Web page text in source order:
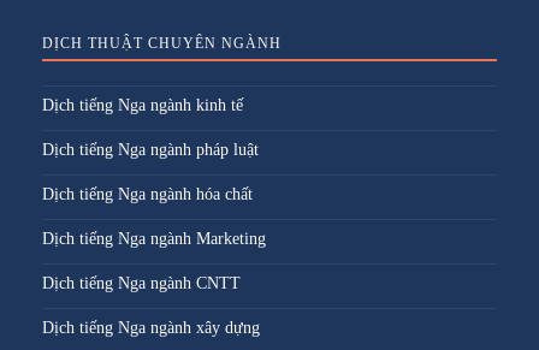
DỊCH THUẬT CHUYÊN NGÀNH
Dịch tiếng Nga ngành kinh tế
Dịch tiếng Nga ngành pháp luật
Dịch tiếng Nga ngành hóa chất
Dịch tiếng Nga ngành Marketing
Dịch tiếng Nga ngành CNTT
Dịch tiếng Nga ngành xây dựng